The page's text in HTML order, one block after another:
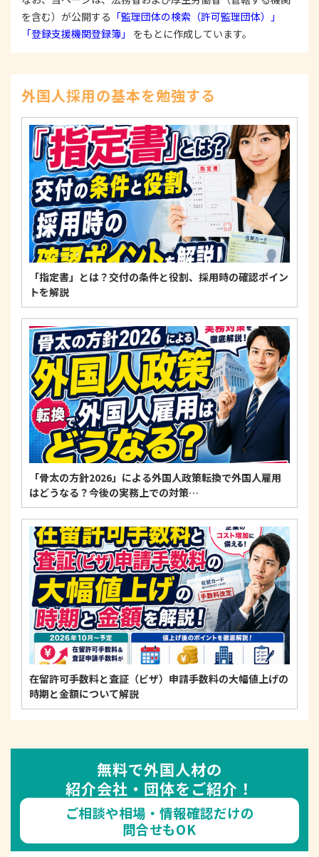
3. 苦情および相談等に対する適正な対応について
本人からの苦情および相談があった場合には、適切
示、訂正、削除、または利用もしくは提供の停止等
を求められたときは、適法かつ遅滞なく応じます。
4. 法令・指針・規範の遵守について
適正な個人情報保護の実現のため、個人情報の取扱
いに関する法令、国が定める指針およびその他の規
範を遵守します。
個人情報に関するお問い合わせ窓口
〒125-0061東京都葛飾区亀有3-21-11 藍ビル202
TEL：0120-550-580
株式会社 アルフォース･ワン 個人情報保護担当
を含む）が公開する 「監理団体の検索（許可監理団体）」
「登録支援機関登録簿」
をもとに作成しています。
外国人採用の基本を勉強する
「指定書」とは？交付の条件と役割、採用時の確認ポイン
トを解説
「骨太の方針2026」による外国人政策転換で外国人雇用
はどうなる？今後の実務上での対策…
在留許可手数料と査証（ビザ）申請手数料の大幅値上げの
時期と金額について解説
無料で外国人材の
紹介会社・団体をご紹介！
ご相談や相場・情報確認だけの
問合せもOK